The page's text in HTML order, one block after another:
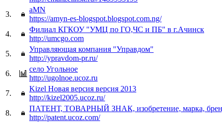
3.
aMN
https://amyn-es-blogspot.blogspot.com.ng/
4.
Филиал КГКОУ "УМЦ по ГО,ЧС и ПБ" в г.Ачинск
http://umcgo.com
5.
Управляющая компания "Управдом"
http://ypravdom-pr.ru/
6.
село Угольное
http://ugolnoe.ucoz.ru
7.
Kizel Новая версия версия 2013
http://kizel2005.ucoz.ru/
8.
ПАТЕНТ, ТОВАРНЫЙ ЗНАК, изобретение, марка,
http://patent.ucoz.com/